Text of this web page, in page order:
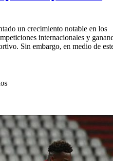
un crecimiento notable en los
internacionales y
Sin embargo, en medio de